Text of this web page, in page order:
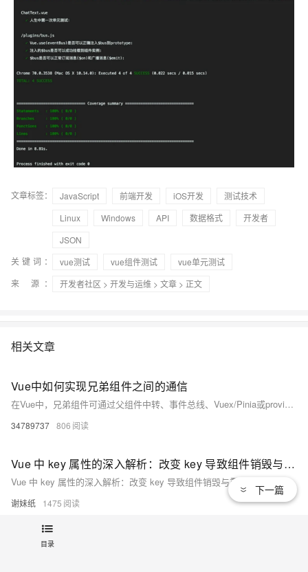
文章标签： JavaScript 前端开发 iOS开发
测试技术
Linux
Windows API 数据格式
开发者
JSON
关键词：
vue测试 vue组件测试
vue单元测试
来 源：
开发者社区 > 开发与运维 > 文章 > 正文
目录
相关文章
Vue中如何实现兄弟组件之间的通信
在Vue中，兄弟组件可通过父组件中转、事件总线、Vuex/Pinia或provide/inject实现通信。小型项目推荐父组件中转或事件总线，大型项目建议使用Pinia等状态管理工具，确保数据流清晰可控，避免内存泄漏。
34789737 806
Vue 中 key 属性的深入解析：改变 key 导致组件销毁与重建
Vue 中 key 属性的深入解析：改变 key 导致组件销毁与重建
谢妹纸 1475
vue实现任务周期cron表达式选择组件
下一篇